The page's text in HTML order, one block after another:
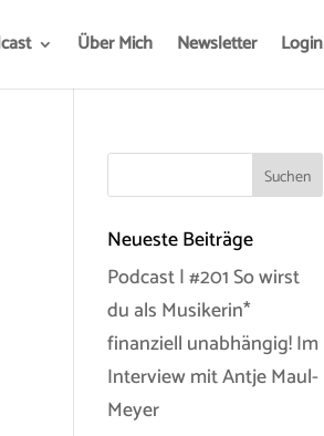
Über Mich Newsletter Login
Neueste Beiträge
Podcast | #201 So wirst
du als Musikerin*
finanziell unabhängig! Im
Interview mit Antje Maul-
Meyer